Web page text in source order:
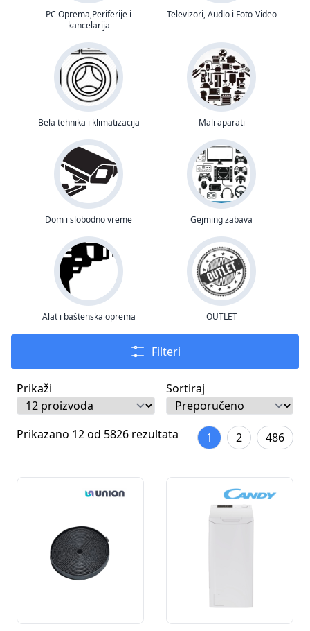
PC Oprema,Periferije i
kancelarija
Televizori, Audio i Foto-Video
Bela tehnika i klimatizacija Mali aparati
Dom i slobodno vreme Gejming zabava
Alat i baštenska oprema OUTLET
Filteri
Prikaži Sortiraj
Prikazano 12 od 5826 rezultata 1 2 486